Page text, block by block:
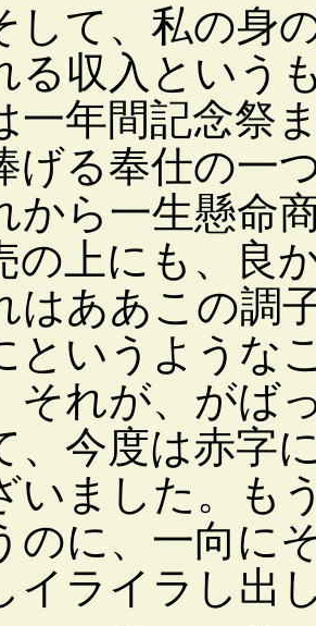
て、私の身
る収入という
一年間記念祭
げる奉仕の一
から一生懸命
の上にも、良
はああこの調
というような
それが、がば
、今度は赤字
いました。も
のに、一向に
イライラし出